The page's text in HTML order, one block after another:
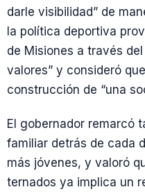
darle visibilidad” de
la política deportiva
de Misiones a través
valores” y consideró
construcción de “una
El gobernador remarcó
familiar detrás de cada
más jóvenes, y valoró
ternados ya implica un